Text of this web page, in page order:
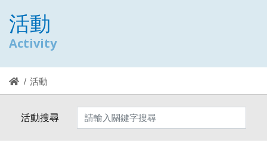
活動
Activity
活動
活動搜尋